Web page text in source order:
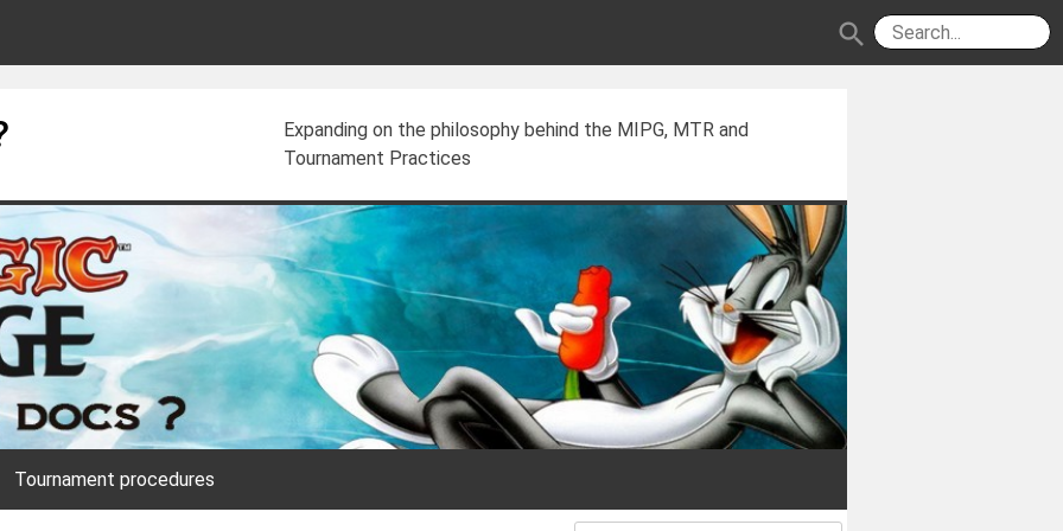
search
Expanding on the philosophy behind the MIPG, MTR and
Tournament Practices
Tournament procedures